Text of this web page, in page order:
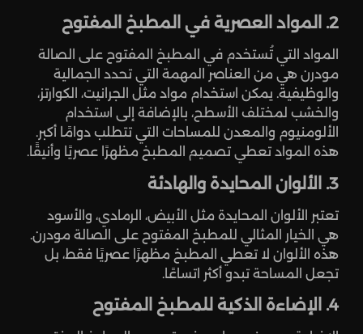
2. المواد العصرية في المطبخ المفتوح
المواد التي تُستخدم في المطبخ المفتوح على الصالة
مودرن هي من العناصر المهمة التي تحدد الجمالية
والوظيفية. يمكن استخدام مواد مثل الجرانيت، الكوارتز،
والخشب لمختلف الأسطح، بالإضافة إلى استخدام
الألومنيوم والمعدن للمساحات التي تتطلب دوامًا أكبر.
هذه المواد تعطي تصميم المطبخ مظهرًا عصريًا وأنيقًا.
3. الألوان المحايدة والهادئة
تعتبر الألوان المحايدة مثل الأبيض، الرمادي، والأسود
هي الخيار المثالي للمطبخ المفتوح على الصالة مودرن.
هذه الألوان لا تعطي المطبخ مظهرًا عصريًا فقط، بل
تجعل المساحة تبدو أكثر اتساعًا.
4. الإضاءة الذكية للمطبخ المفتوح